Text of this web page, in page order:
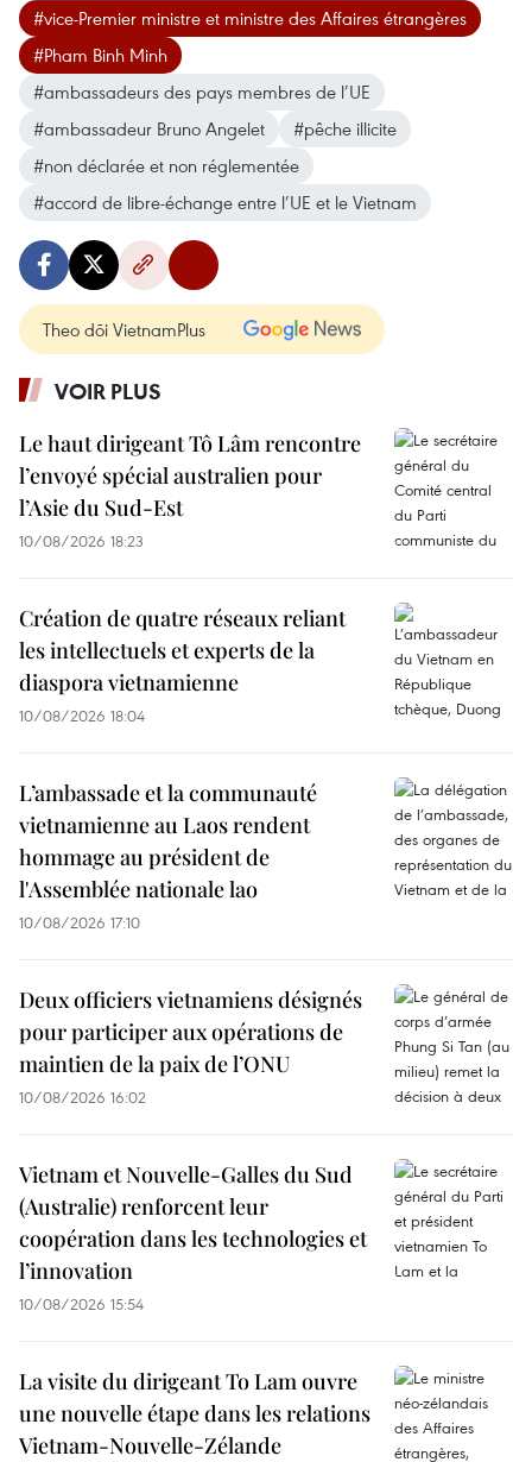
#vice-Premier ministre et ministre des Affaires étrangères
#Pham Binh Minh
#ambassadeurs des pays membres de l’UE
#ambassadeur Bruno Angelet
#pêche illicite
#non déclarée et non réglementée
#accord de libre-échange entre l’UE et le Vietnam
Theo dõi VietnamPlus
VOIR PLUS
Le haut dirigeant Tô Lâm rencontre
l’envoyé spécial australien pour
l’Asie du Sud-Est
10/08/2026 18:23
Création de quatre réseaux reliant
les intellectuels et experts de la
diaspora vietnamienne
10/08/2026 18:04
L’ambassade et la communauté
vietnamienne au Laos rendent
hommage au président de
l'Assemblée nationale lao
10/08/2026 17:10
Deux officiers vietnamiens désignés
pour participer aux opérations de
maintien de la paix de l’ONU
10/08/2026 16:02
Vietnam et Nouvelle-Galles du Sud
(Australie) renforcent leur
coopération dans les technologies et
l’innovation
10/08/2026 15:54
La visite du dirigeant To Lam ouvre
une nouvelle étape dans les relations
Vietnam-Nouvelle-Zélande